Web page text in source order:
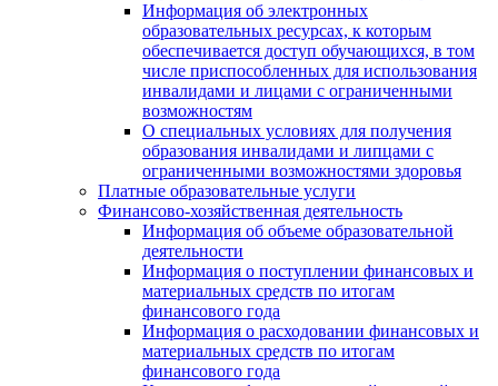
Информация об электронных
образовательных ресурсах, к которым
обеспечивается доступ обучающихся, в том
числе приспособленных для использования
инвалидами и лицами с ограниченными
возможностям
О специальных условиях для получения
образования инвалидами и липцами с
ограниченными возможностями здоровья
Платные образовательные услуги
Финансово-хозяйственная деятельность
Информация об объеме образовательной
деятельности
Информация о поступлении финансовых и
материальных средств по итогам
финансового года
Информация о расходовании финансовых и
материальных средств по итогам
финансового года